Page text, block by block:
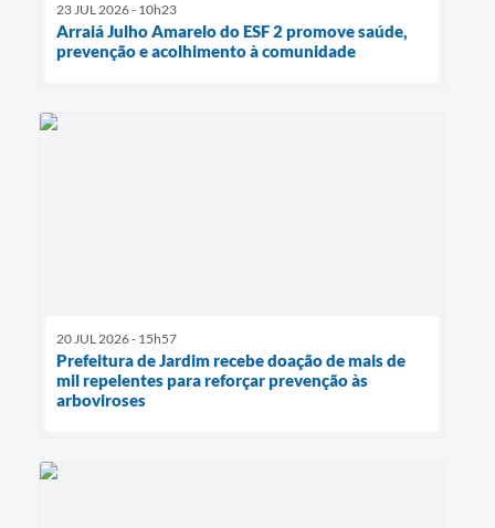
23 JUL 2026 - 10h23
Arraiá Julho Amarelo do ESF 2 promove saúde,
prevenção e acolhimento à comunidade
20 JUL 2026 - 15h57
Prefeitura de Jardim recebe doação de mais de
mil repelentes para reforçar prevenção às
arboviroses